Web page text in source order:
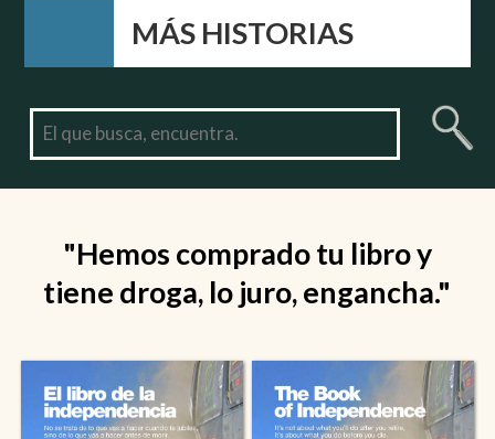
MÁS HISTORIAS
"Hemos comprado tu libro y
tiene droga, lo juro, engancha."